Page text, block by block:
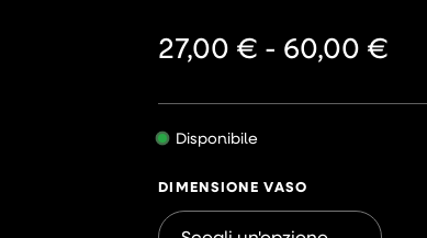
27,00 € - 60,00 €
Disponibile
DIMENSIONE VASO